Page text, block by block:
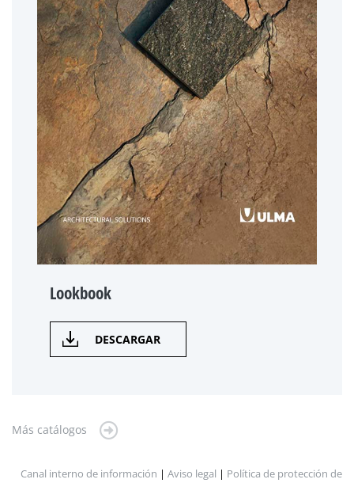
Lookbook
DESCARGAR
Más catálogos
Canal interno de información | Aviso legal | Política de protección de